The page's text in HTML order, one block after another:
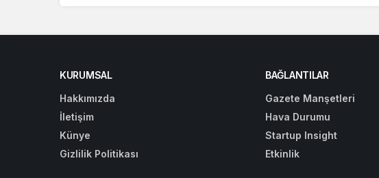
KURUMSAL
Hakkımızda
İletişim
Künye
Gizlilik Politikası
BAĞLANTILAR
Gazete Manşetleri
Hava Durumu
Startup Insight
Etkinlik